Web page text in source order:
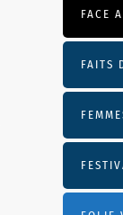
FACE
FAITS